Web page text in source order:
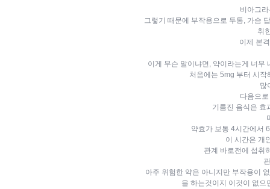
비아그
그렇기 때문에 부작용으로 두통, 가슴
취
이제 본
이게 무슨 말이냐면, 약이라는게 너무
처음에는 5mg 부터 시
많
다음으
기름진 음식은 효
약효가 보통 4시간에서
이 시간은 개
관계 바로전에 섭취
아주 위험한 약은 아니지만 부작용이
을 하는것이지 이것이 없으